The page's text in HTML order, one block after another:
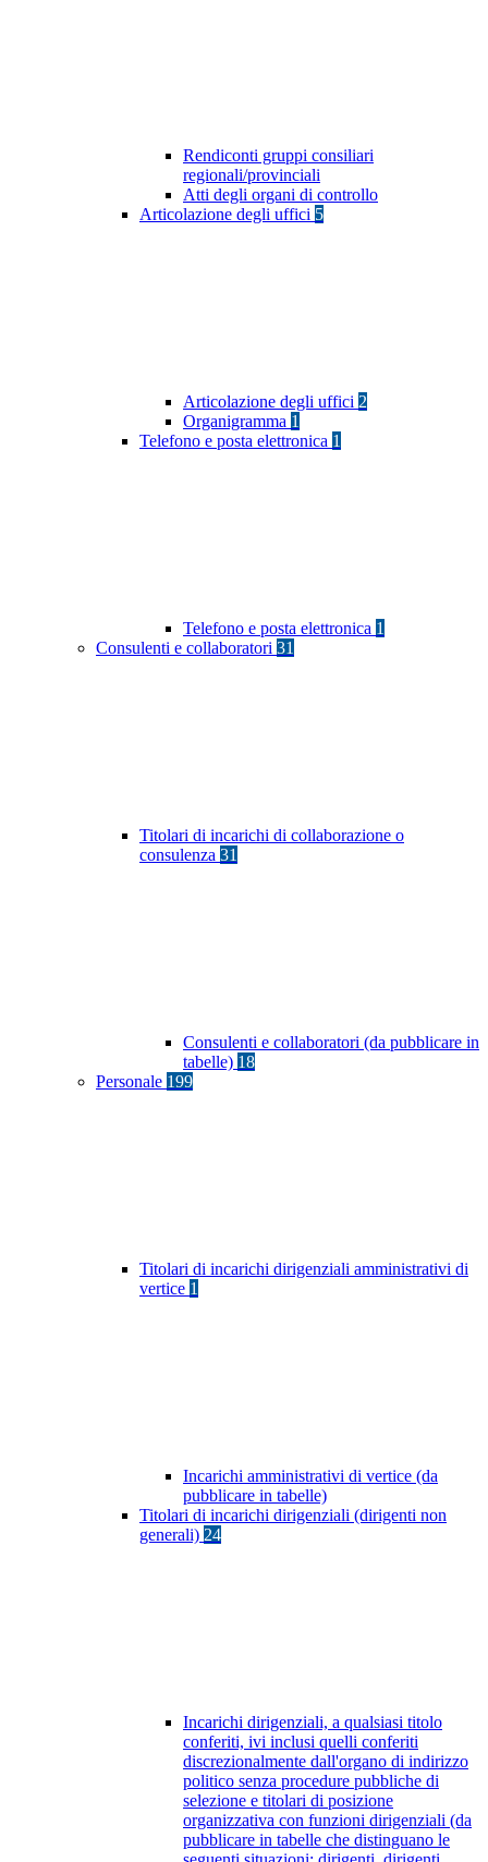
Rendiconti gruppi consiliari
regionali/provinciali
Atti degli organi di controllo
Articolazione degli uffici 5
Articolazione degli uffici 2
Organigramma 1
Telefono e posta elettronica 1
Telefono e posta elettronica 1
Consulenti e collaboratori 31
Titolari di incarichi di collaborazione o
consulenza 31
Consulenti e collaboratori (da pubblicare in
tabelle) 18
Personale 199
Titolari di incarichi dirigenziali amministrativi di
vertice 1
Incarichi amministrativi di vertice (da
pubblicare in tabelle)
Titolari di incarichi dirigenziali (dirigenti non
generali) 24
Incarichi dirigenziali, a qualsiasi titolo
conferiti, ivi inclusi quelli conferiti
discrezionalmente dall'organo di indirizzo
politico senza procedure pubbliche di
selezione e titolari di posizione
organizzativa con funzioni dirigenziali (da
pubblicare in tabelle che distinguano le